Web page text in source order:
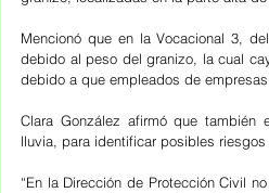
Mencionó que en la Vocacional 3,
debido al peso del granizo, la cual
debido a que empleados de
Clara González afirmó que también
lluvia, para identificar posibles
“En la Dirección de Protección Civil